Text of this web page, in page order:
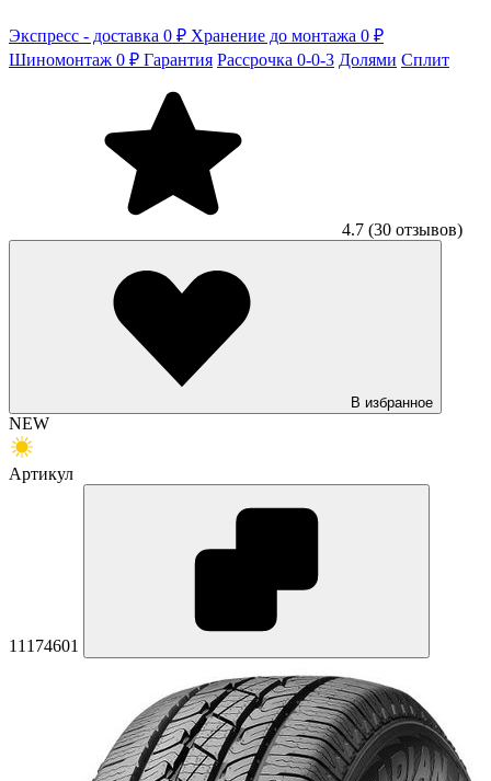
Экспресс - доставка 0 ₽ Хранение до монтажа 0 ₽
Шиномонтаж 0 ₽ Гарантия Рассрочка 0-0-3 Долями Сплит
4.7 (30 отзывов)
В избранное
NEW
Артикул
11174601